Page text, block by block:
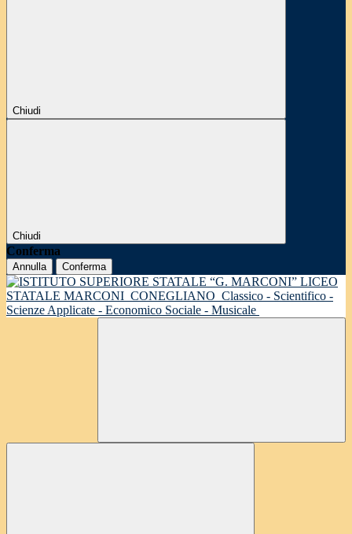
Chiudi
Chiudi
Conferma
Annulla Conferma
LICEO
STATALE MARCONI CONEGLIANO Classico - Scientifico -
Scienze Applicate - Economico Sociale - Musicale